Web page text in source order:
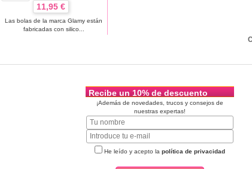
11,95 €
Las bolas de la marca Glamy están
fabricadas con silico...
Recibe un 10% de descuento
¡Además de novedades, trucos y consejos de
nuestras expertas!
He leído y acepto la política de privacidad